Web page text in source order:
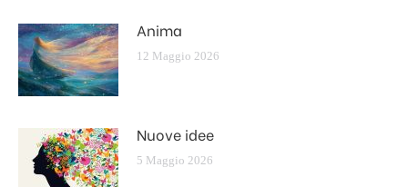
Anima
12 Maggio 2026
Nuove idee
5 Maggio 2026